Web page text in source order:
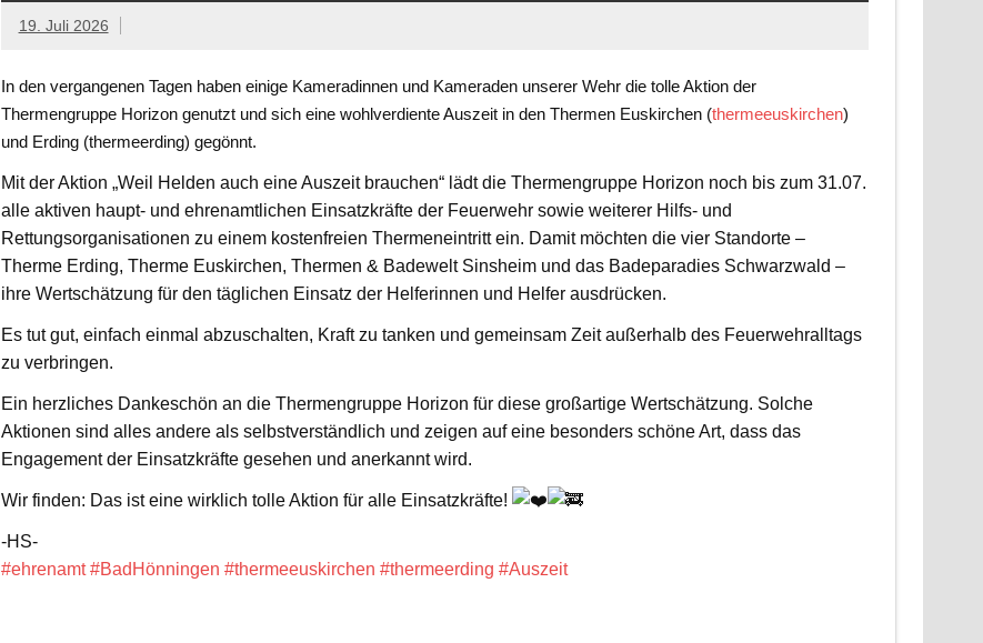
19. Juli 2026
In den vergangenen Tagen haben einige Kameradinnen und Kameraden unserer Wehr die tolle Aktion der
Thermengruppe Horizon genutzt und sich eine wohlverdiente Auszeit in den Thermen Euskirchen (thermeeuskirchen)
und Erding (thermeerding) gegönnt.
Mit der Aktion „Weil Helden auch eine Auszeit brauchen“ lädt die Thermengruppe Horizon noch bis zum 31.07.
alle aktiven haupt- und ehrenamtlichen Einsatzkräfte der Feuerwehr sowie weiterer Hilfs- und
Rettungsorganisationen zu einem kostenfreien Thermeneintritt ein. Damit möchten die vier Standorte –
Therme Erding, Therme Euskirchen, Thermen & Badewelt Sinsheim und das Badeparadies Schwarzwald –
ihre Wertschätzung für den täglichen Einsatz der Helferinnen und Helfer ausdrücken.
Es tut gut, einfach einmal abzuschalten, Kraft zu tanken und gemeinsam Zeit außerhalb des Feuerwehralltags
zu verbringen.
Ein herzliches Dankeschön an die Thermengruppe Horizon für diese großartige Wertschätzung. Solche
Aktionen sind alles andere als selbstverständlich und zeigen auf eine besonders schöne Art, dass das
Engagement der Einsatzkräfte gesehen und anerkannt wird.
Wir finden: Das ist eine wirklich tolle Aktion für alle Einsatzkräfte!
-HS-
#ehrenamt #BadHönningen #thermeeuskirchen #thermeerding #Auszeit